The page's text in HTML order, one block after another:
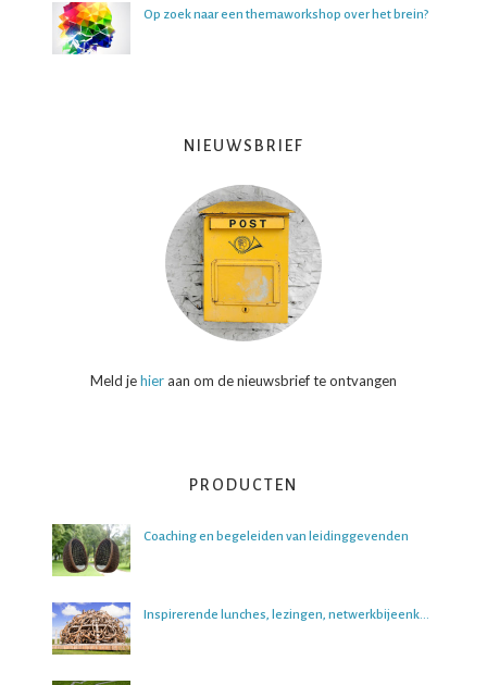
Op zoek naar een themaworkshop over het brein?
NIEUWSBRIEF
Meld jehieraan om de nieuwsbrief te ontvangen
PRODUCTEN
Coaching en begeleiden van leidinggevenden
Inspirerende lunches, lezingen, netwerkbijeenkomsten en boeksessies